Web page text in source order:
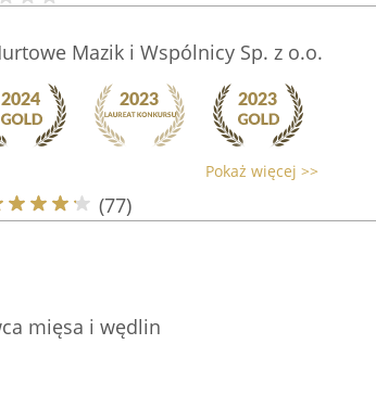
Mazik i Wspólnicy Sp. z o.o.
Pokaż więcej >>
(77)
mięsa i wędlin